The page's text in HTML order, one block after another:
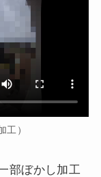
工）
部ぼかし加工